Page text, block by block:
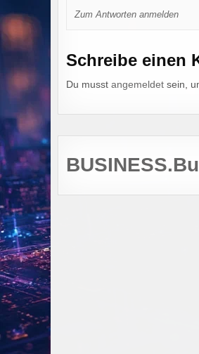
Zum Antworten anmelden
Schreibe einen
Du musst angemeldet sein,